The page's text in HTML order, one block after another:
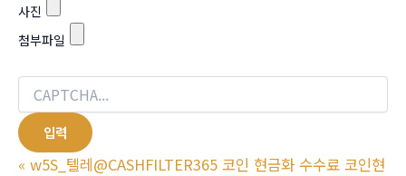
사진
첨부파일
« w5S_텔레@CASHFILTER365 코인 현금화 수수료 코인현